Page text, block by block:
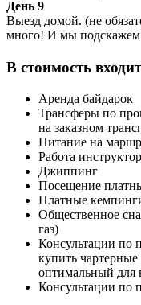
День 9
Выезд домой. (не
много! И мы подскажем
В стоимость
Аренда байдарок
Трансферы по
на заказном
Питание на
Работа
Джиппинг
Посещение
Платные
Общественное
газ)
Консультации по
купить
оптимальный для
Консультации по